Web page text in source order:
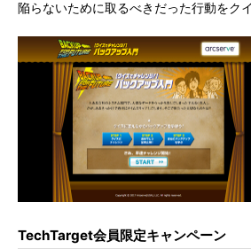
陥らないために取るべきだった行動をク
TechTarget会員限定キャンペーン